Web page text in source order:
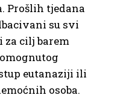
Prošlih tjedana
su svi
cilj barem
eutanaziji ili
osoba.